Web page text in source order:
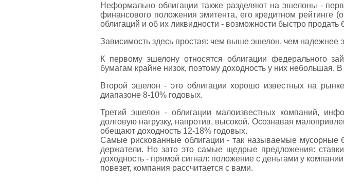
Неформально облигации также разделяют на эшелоны -
финансового положения эмитента, его кредитном рейтинге
облигаций и об их ликвидности - возможности быстро продать
Зависимость здесь простая: чем выше эшелон, чем надежнее
К первому эшелону относятся облигации федерального
бумагам крайне низок, поэтому доходность у них небольшая.
Второй эшелон - это облигации хорошо известных на
диапазоне 8-10% годовых.
Третий эшелон - облигации малоизвестных компаний,
долговую нагрузку, напротив, высокой. Осознавая
обещают доходность 12-18% годовых.
Самые рискованные облигации - так называемые мусорные
держатели. Но зато это самые щедрые предложения:
доходность - прямой сигнал: положение с деньгами у
повезет, компания рассчитается с вами.